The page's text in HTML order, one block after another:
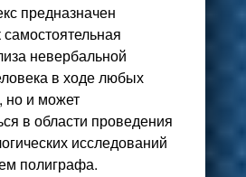
предназначен
самостоятельная
невербальной
в ходе любых
но и может
в области проведения
исследований
полиграфа.